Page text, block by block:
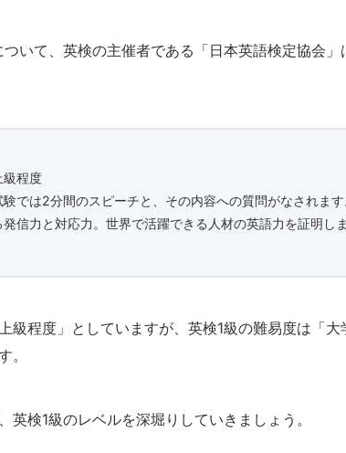
いて、英検の主催者である「日本英語検定協会」
級程度
では2分間のスピーチと、その内容への質問がなされま
信力と対応力。世界で活躍できる人材の英語力を証明しま
級程度」としていますが、英検1級の難易度は「
。
英検1級のレベルを深堀りしていきましょう。